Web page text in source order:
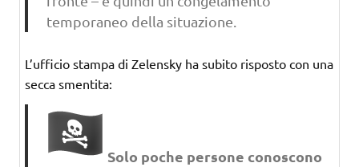
temporaneo della situazione.
L’ufficio stampa di Zelensky ha subito risposto con una
secca smentita:
Solo poche persone conoscono